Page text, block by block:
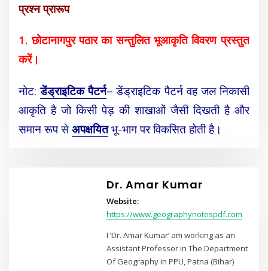
प्रश्न प्रारूप
1. छोटानागपुर पठार का सन्तुलित भूआकृति विवरण प्रस्तुत
करें।
नोट:डेंड्राइटिक पैटर्न– डेंड्राइटिक पैटर्न वह जल निकासी
आकृति है जो किसी पेड़ की शाखाओं जैसी दिखती है और
समान रूपसे अपक्षयित भू-भाग पर विकसित होती है।
Dr. Amar Kumar
Website:
https://www.geographynotespdf.com
I ‘Dr. Amar Kumar’ am working as an
Assistant Professor in The Department
Of Geography in PPU, Patna (Bihar)